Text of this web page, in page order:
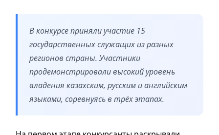
В конкурсе приняли участие 15
государственных служащих из разных
регионов страны. Участники
продемонстрировали высокий уровень
владения казахским, русским и английским
языками, соревнуясь в трёх этапах.